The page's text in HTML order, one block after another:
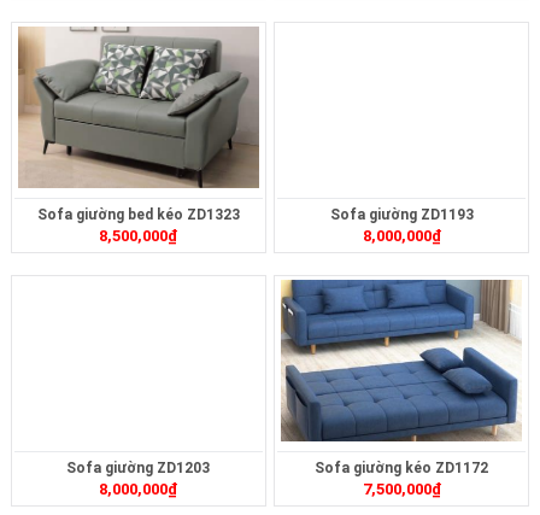
Sofa giường bed kéo ZD1323
8,500,000₫
Sofa giường ZD1193
8,000,000₫
Sofa giường ZD1203
8,000,000₫
Sofa giường kéo ZD1172
7,500,000₫